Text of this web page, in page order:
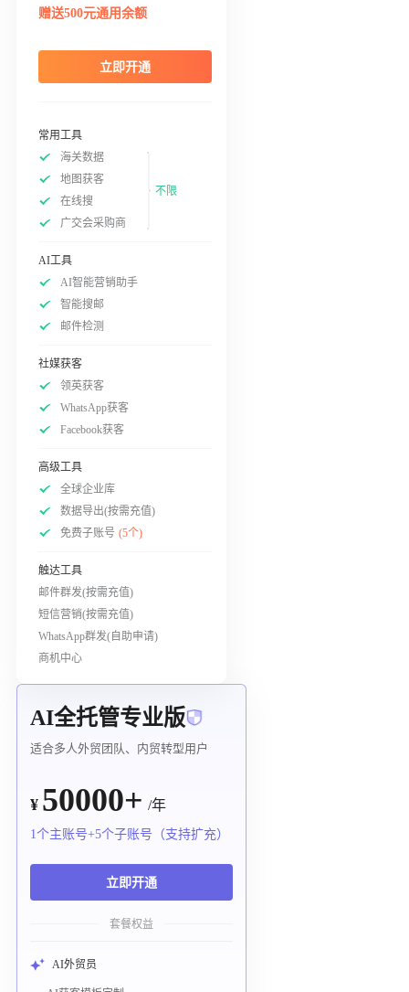
赠送500元通用余额
立即开通
常用工具
海关数据
地图获客
在线搜
广交会采购商
不限
AI工具
AI智能营销助手
智能搜邮
邮件检测
社媒获客
领英获客
WhatsApp获客
Facebook获客
高级工具
全球企业库
数据导出(按需充值)
免费子账号 (5个)
触达工具
邮件群发(按需充值)
短信营销(按需充值)
WhatsApp群发(自助申请)
商机中心
AI全托管专业版
适合多人外贸团队、内贸转型用户
¥ 50000+ /年
1个主账号+5个子账号（支持扩充）
立即开通
套餐权益
AI外贸员